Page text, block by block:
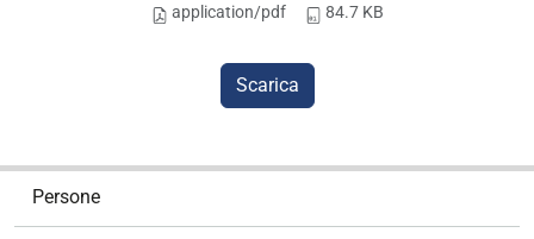
application/pdf 84.7 KB
Scarica
Persone